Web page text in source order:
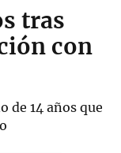
tras
con
de 14 años que